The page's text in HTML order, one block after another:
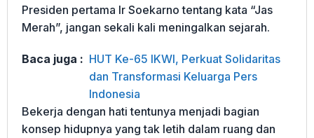
Presiden pertama Ir Soekarno tentang kata “Jas
Merah”, jangan sekali kali meningalkan sejarah.
Baca juga : HUT Ke-65 IKWI, Perkuat Solidaritas
dan Transformasi Keluarga Pers
Indonesia
Bekerja dengan hati tentunya menjadi bagian
konsep hidupnya yang tak letih dalam ruang dan